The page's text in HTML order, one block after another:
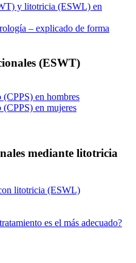
y litotricia (ESWL) en
– explicado de forma
(ESWT)
en hombres
en mujeres
mediante litotricia
litotricia (ESWL)
es el más adecuado?